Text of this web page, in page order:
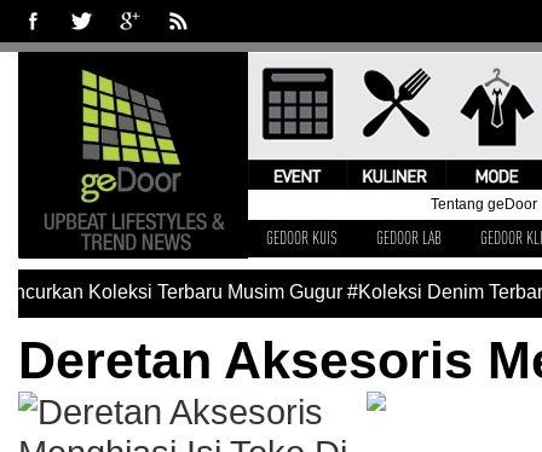
Tentang geDoor
GEDOOR KUIS GEDOOR LAB GEDOOR
Koleksi Terbaru Musim Gugur #Koleksi Denim Terbaru
Deretan Aksesoris